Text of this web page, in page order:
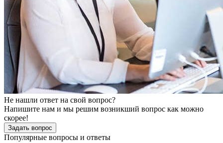
Не нашли ответ на свой вопрос?
Напишите нам и мы решим возникший вопрос как можно
скорее!
Задать вопрос
Популярные вопросы и ответы